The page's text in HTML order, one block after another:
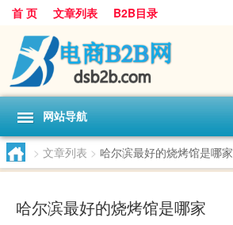
首 页 文章列表 B2B目录
网站导航
> 文章列表 > 哈尔滨最好的烧烤馆是哪家
哈尔滨最好的烧烤馆是哪家